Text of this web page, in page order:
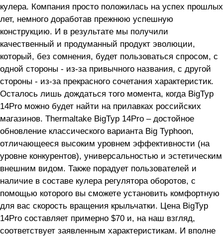
кулера. Компания просто положилась на успех прошлых
лет, немного доработав прежнюю успешную
конструкцию. И в результате мы получили
качественный и продуманный продукт эволюции,
который, без сомнения, будет пользоваться спросом, с
одной стороны - из-за привычного названия, с другой
стороны - из-за прекрасного сочетания характеристик.
Осталось лишь дождаться того момента, когда BigTyp
14Pro можно будет найти на прилавках российских
магазинов. Thermaltake BigTyp 14Pro – достойное
обновление классического варианта Big Typhoon,
отличающееся высоким уровнем эффективности (на
уровне конкурентов), универсальностью и эстетическим
внешним видом. Также порадует пользователей и
наличие в составе кулера регулятора оборотов, с
помощью которого вы сможете установить комфортную
для вас скорость вращения крыльчатки. Цена BigTyp
14Pro составляет примерно $70 и, на наш взгляд,
соответствует заявленным характеристикам. И вполне